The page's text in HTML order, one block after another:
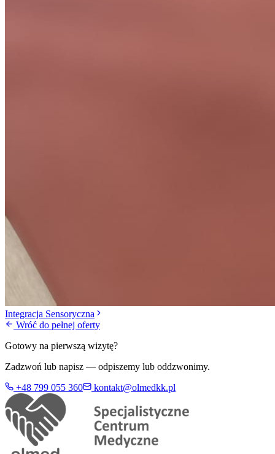
Integracja Sensoryczna
Wróć do pełnej oferty
Gotowy na pierwszą wizytę?
Zadzwoń lub napisz — odpiszemy lub oddzwonimy.
+48 799 055 360
kontakt@olmedkk.pl